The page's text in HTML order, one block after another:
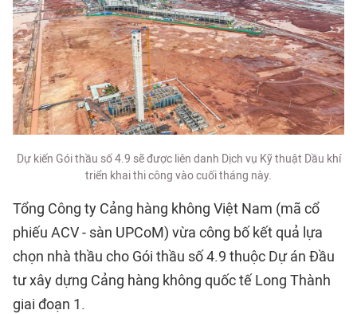
Dự kiến Gói thầu số 4.9 sẽ được liên danh Dịch vụ Kỹ thuật Dầu khí
triển khai thi công vào cuối tháng này.
Tổng Công ty Cảng hàng không Việt Nam (mã cổ
phiếu ACV - sàn UPCoM) vừa công bố kết quả lựa
chọn nhà thầu cho Gói thầu số 4.9 thuộc Dự án Đầu
tư xây dựng Cảng hàng không quốc tế Long Thành
giai đoạn 1.